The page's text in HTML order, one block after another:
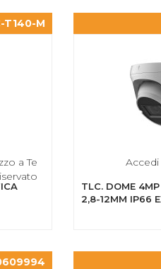
T140-M
a Te
Accedi
TLC. DOME
2,8-12MM IP66